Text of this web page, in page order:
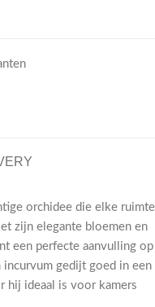
orchidee die elke ruimte
zijn elegante bloemen en
een perfecte aanvulling op
gedijt goed in een
hij ideaal is voor kamers